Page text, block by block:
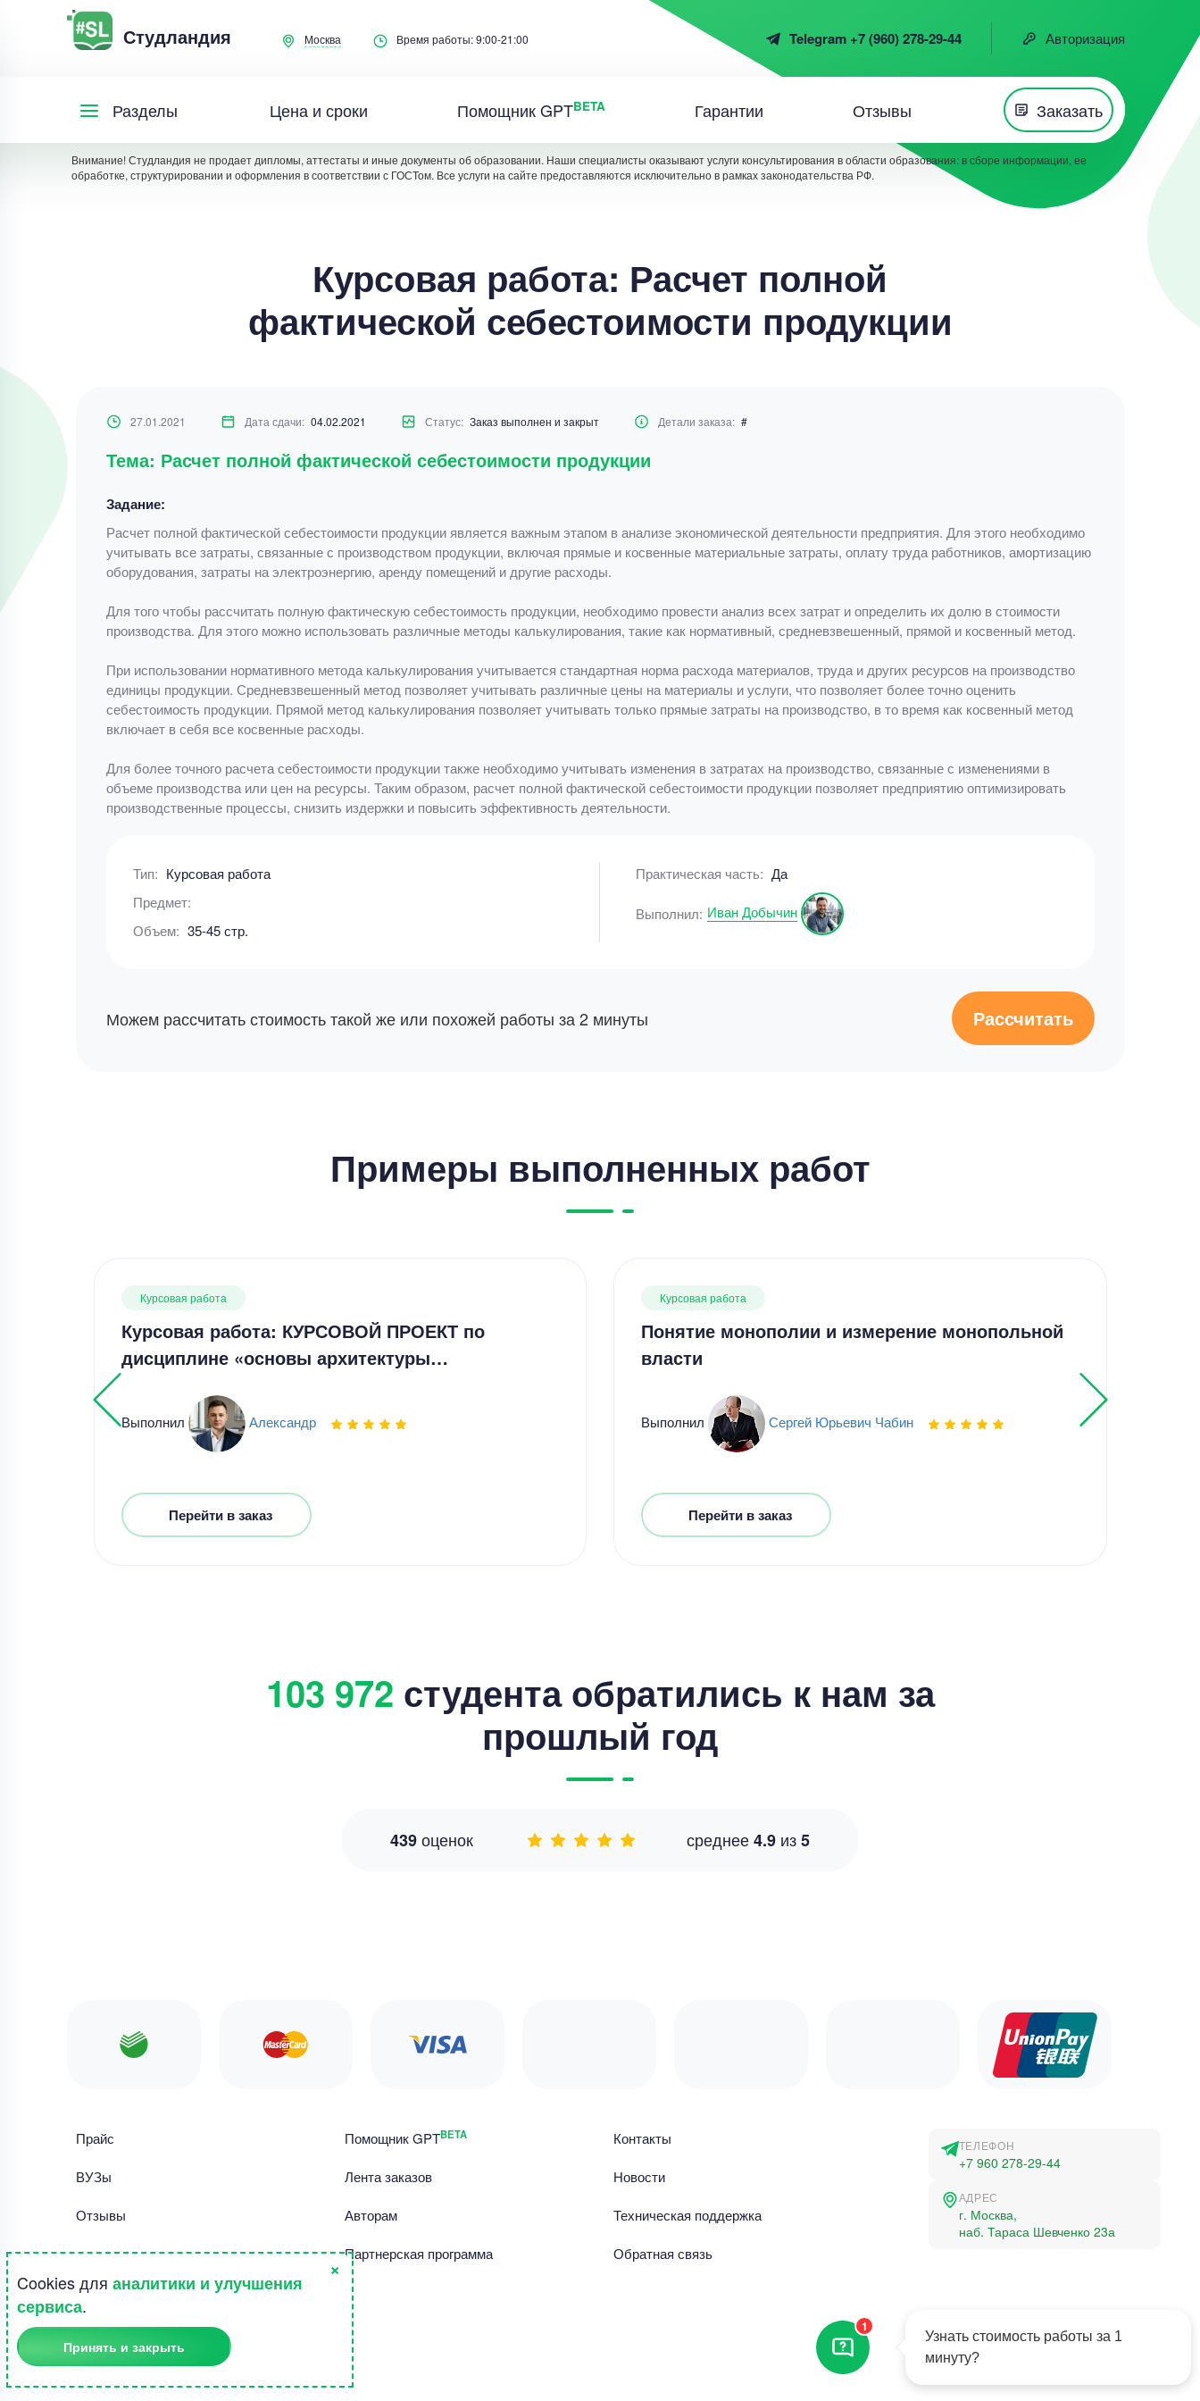
Студландия Москва Время работы: 9:00-21:00 Telegram +7 (960) 278-29-44 Авторизация
Разделы Цена и сроки Помощник GPTBETA Гарантии Отзывы Заказать
Внимание! Студландия не продает дипломы, аттестаты и иные документы об образовании. Наши специалисты оказывают услуги консультирования в области образования: в сборе информации, ее
обработке, структурировании и оформления в соответствии с ГОСТом. Все услуги на сайте предоставляются исключительно в рамках законодательства РФ.
Курсовая работа: Расчет полной
фактической себестоимости продукции
27.01.2021 Дата сдачи: 04.02.2021 Статус: Заказ выполнен и закрыт Детали заказа: #
Тема: Расчет полной фактической себестоимости продукции
Задание:
Расчет полной фактической себестоимости продукции является важным этапом в анализе экономической деятельности предприятия. Для этого необходимо
учитывать все затраты, связанные с производством продукции, включая прямые и косвенные материальные затраты, оплату труда работников, амортизацию
оборудования, затраты на электроэнергию, аренду помещений и другие расходы.
Для того чтобы рассчитать полную фактическую себестоимость продукции, необходимо провести анализ всех затрат и определить их долю в стоимости
производства. Для этого можно использовать различные методы калькулирования, такие как нормативный, средневзвешенный, прямой и косвенный метод.
При использовании нормативного метода калькулирования учитывается стандартная норма расхода материалов, труда и других ресурсов на производство
единицы продукции. Средневзвешенный метод позволяет учитывать различные цены на материалы и услуги, что позволяет более точно оценить
себестоимость продукции. Прямой метод калькулирования позволяет учитывать только прямые затраты на производство, в то время как косвенный метод
включает в себя все косвенные расходы.
Для более точного расчета себестоимости продукции также необходимо учитывать изменения в затратах на производство, связанные с изменениями в
объеме производства или цен на ресурсы. Таким образом, расчет полной фактической себестоимости продукции позволяет предприятию оптимизировать
производственные процессы, снизить издержки и повысить эффективность деятельности.
Тип: Курсовая работа
Предмет:
Объем: 35-45 стр.
Практическая часть: Да
Выполнил: Иван Добычин
Можем рассчитать стоимость такой же или похожей работы за 2 минуты Рассчитать
Примеры выполненных работ
Курсовая работа
Курсовая работа: КУРСОВОЙ ПРОЕКТ по
дисциплине «основы архитектуры…
Выполнил Александр
Перейти в заказ
Курсовая работа
Понятие монополии и измерение монопольной
власти
Выполнил Сергей Юрьевич Чабин
Перейти в заказ
103 972 студента обратились к нам за
прошлый год
439оценок среднее4.9 из5
1
Узнать стоимость работы за 1
минуту?
Прайс
ВУЗы
Отзывы
Библиотека работ
Правила использования сайта
Полезное
Помощник GPTBETA
Лента заказов
Авторам
Партнерская программа
Контакты
Новости
Техническая поддержка
Обратная связь
ТЕЛЕФОН
+7 960 278-29-44
АДРЕС
г. Москва,
наб. Тараса Шевченко 23а
Все права защищены
Cookies для аналитики и улучшения
сервиса.
×
Принять и закрыть